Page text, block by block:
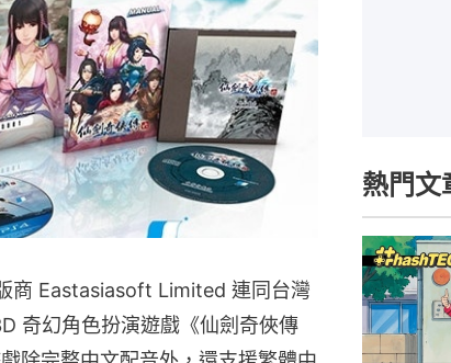
商 Eastasiasoft Limited 連同台灣
奇幻角色扮演遊戲《仙劍奇俠傳
熱門文